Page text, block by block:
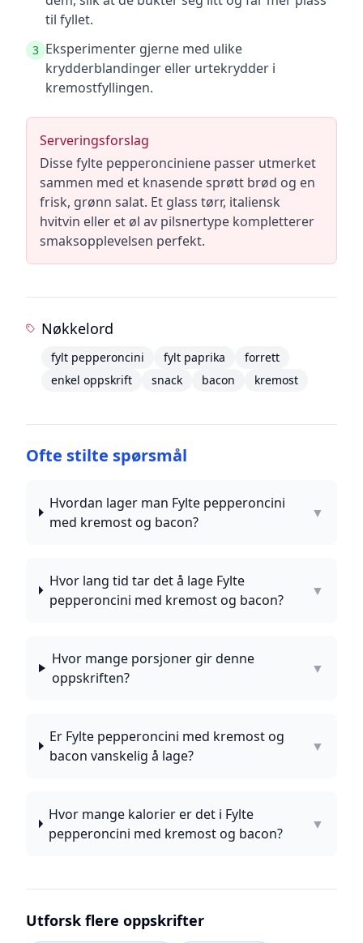
til fyllet.
3 Eksperimenter gjerne med ulike
krydderblandinger eller urtekrydder i
kremostfyllingen.
Serveringsforslag
Disse fylte pepperonciniene passer utmerket
sammen med et knasende sprøtt brød og en
frisk, grønn salat. Et glass tørr, italiensk
hvitvin eller et øl av pilsnertype kompletterer
smaksopplevelsen perfekt.
Nøkkelord
fylt pepperoncini fylt paprika
forrett
enkel oppskrift
snack bacon kremost
Ofte stilte spørsmål
Hvordan lager man Fylte pepperoncini
med kremost og bacon?
▼
Hvor lang tid tar det å lage Fylte
pepperoncini med kremost og bacon?
▼
Hvor mange porsjoner gir denne
oppskriften?
▼
Er Fylte pepperoncini med kremost og
bacon vanskelig å lage?
▼
Hvor mange kalorier er det i Fylte
pepperoncini med kremost og bacon?
▼
Utforsk flere oppskrifter